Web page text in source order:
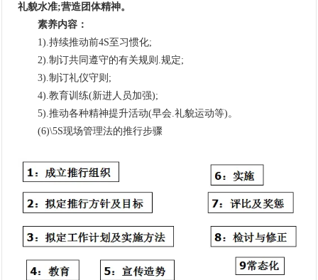
礼貌水准;营造团体精神。
素养内容：
1).持续推动前4S至习惯化;
2).制订共同遵守的有关规则.规定;
3).制订礼仪守则;
4).教育训练(新进人员加强);
5).推动各种精神提升活动(早会.礼貌运动等)。
(6)\5S现场管理法的推行步骤